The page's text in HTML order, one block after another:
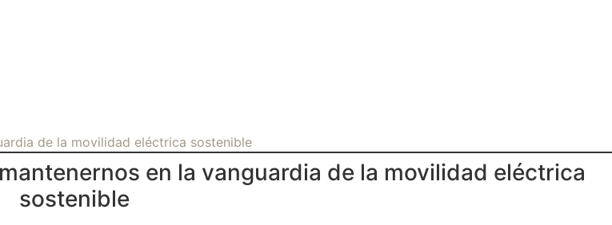
de la movilidad eléctrica sostenible
en la vanguardia de la movilidad eléctrica
sostenible